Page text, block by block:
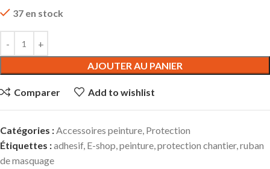
37 en stock
AJOUTER AU PANIER
Comparer Add to wishlist
Catégories :Accessoires peinture, Protection
Étiquettes :adhesif, E-shop,peinture,protection chantier,ruban
de masquage